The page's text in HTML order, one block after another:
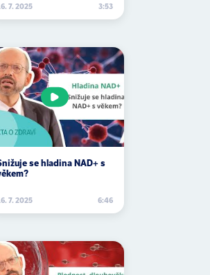
7. 2025 3:53
se hladina NAD+ s
7. 2025 6:46